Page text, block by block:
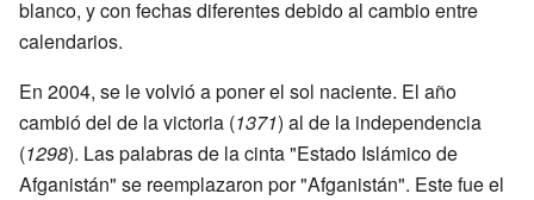
blanco, y con fechas diferentes debido al cambio entre
calendarios.
En 2004, se le volvió a poner el sol naciente. El año
cambió del de la victoria (1371) al de la independencia
(1298). Las palabras de la cinta "Estado Islámico de
Afganistán" se reemplazaron por "Afganistán". Este fue el